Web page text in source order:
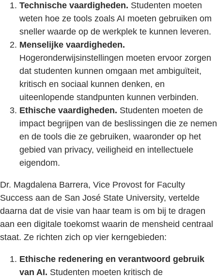
Technische vaardigheden. Studenten moeten
weten hoe ze tools zoals AI moeten gebruiken om
sneller waarde op de werkplek te kunnen leveren.
Menselijke vaardigheden.
Hogeronderwijsinstellingen moeten ervoor zorgen
dat studenten kunnen omgaan met ambiguïteit,
kritisch en sociaal kunnen denken, en
uiteenlopende standpunten kunnen verbinden.
Ethische vaardigheden. Studenten moeten de
impact begrijpen van de beslissingen die ze nemen
en de tools die ze gebruiken, waaronder op het
gebied van privacy, veiligheid en intellectuele
eigendom.
Dr. Magdalena Barrera, Vice Provost for Faculty
Success aan de San José State University, vertelde
daarna dat de visie van haar team is om bij te dragen
aan een digitale toekomst waarin de mensheid centraal
staat. Ze richten zich op vier kerngebieden:
Ethische redenering en verantwoord gebruik
van AI. Studenten moeten kritisch de